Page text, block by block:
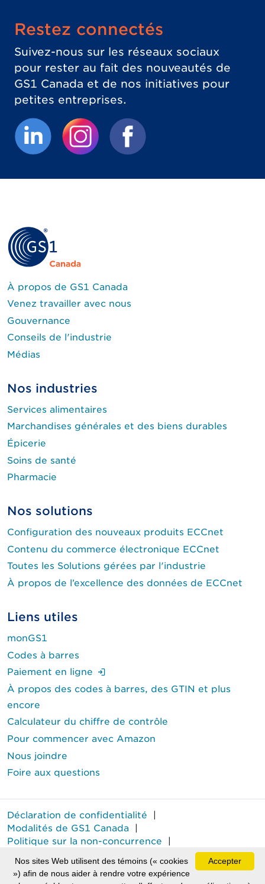
Restez connectés
Suivez-nous sur les réseaux sociaux
pour rester au fait des nouveautés de
GS1 Canada et de nos initiatives pour
petites entreprises.
À propos de GS1 Canada
Venez travailler avec nous
Gouvernance
Conseils de l'industrie
Médias
Nos industries
Services alimentaires
Marchandises générales et des biens durables
Épicerie
Soins de santé
Pharmacie
Nos solutions
Configuration des nouveaux produits ECCnet
Contenu du commerce électronique ECCnet
Toutes les Solutions gérées par l'industrie
À propos de l’excellence des données de ECCnet
Liens utiles
monGS1
Codes à barres
Paiement en ligne
À propos des codes à barres, des GTIN et plus
encore
Calculateur du chiffre de contrôle
Pour commencer avec Amazon
Nous joindre
Foire aux questions
Déclaration de confidentialité
Modalités de GS1 Canada
Politique sur la non-concurrence
GS1 Canada
est une marque déposée de GS1 Canada.
Accepter
Nos sites Web utilisent des témoins (« cookies
») afin de nous aider à rendre votre expérience